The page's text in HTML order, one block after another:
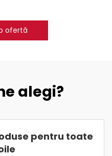
ofertă
alegi?
pentru toate